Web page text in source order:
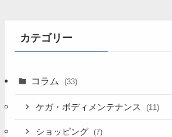
カテゴリー
コラム (33)
ケガ・ボディメンテナンス (11)
ショッピング (7)